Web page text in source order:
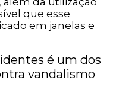
que esse
em janelas e
é um dos
vandalismo